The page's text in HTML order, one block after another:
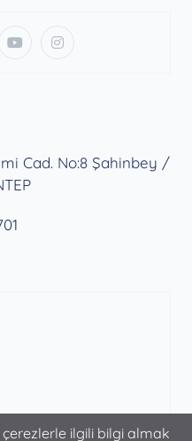
ilgili bilgi almak
Cad. No:8 Şahinbey /